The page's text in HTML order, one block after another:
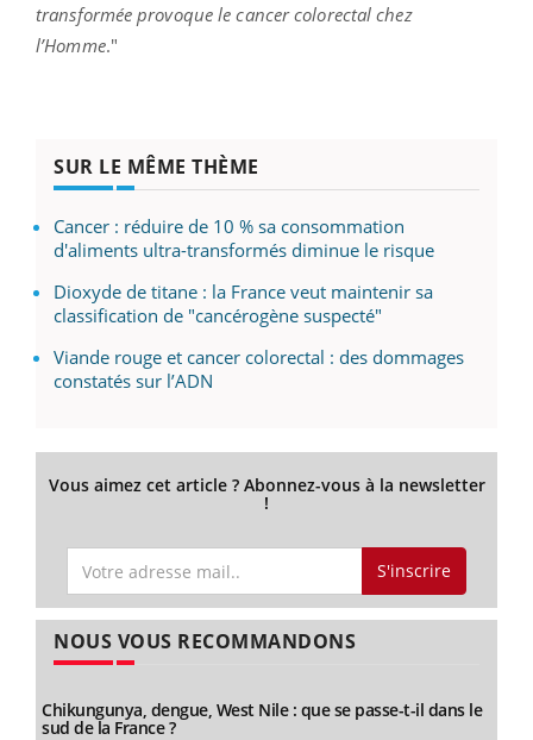
transformée provoque le cancer colorectal chez
l’Homme."
SUR LE MÊME THÈME
Cancer : réduire de 10 % sa consommation
d'aliments ultra-transformés diminue le risque
Dioxyde de titane : la France veut maintenir sa
classification de "cancérogène suspecté"
Viande rouge et cancer colorectal : des dommages
constatés sur l’ADN
Vous aimez cet article ? Abonnez-vous à la newsletter
!
S'inscrire
NOUS VOUS RECOMMANDONS
Chikungunya, dengue, West Nile : que se passe-t-il dans le
sud de la France ?